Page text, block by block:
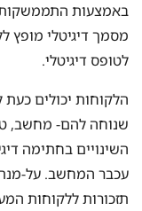
באמצעות התממשקות
מסמך דיגיטלי מופץ
לטופס דיגיטלי.
הלקוחות יכולים
שנוחה להם- מחשב,
השינויים בחתימה
עכבר המחשב. על-
תזכורות ללקוחות